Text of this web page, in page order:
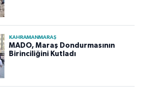
KAHRAMANMARAŞ
MADO, Maraş Dondurmasının
Birinciliğini Kutladı